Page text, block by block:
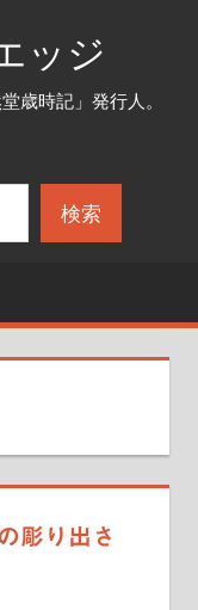
ッジ
歳時記」発行人。
検索
彫り出さ